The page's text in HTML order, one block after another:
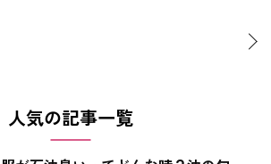
人気の記事一覧